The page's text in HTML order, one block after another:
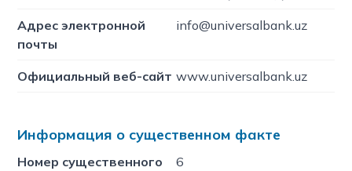
Адрес электронной
почты
info@universalbank.uz
Официальный веб-сайт www.universalbank.uz
Информация о существенном факте
Номер существенного
6